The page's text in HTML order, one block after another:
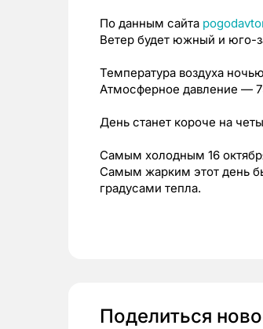
По данным сайта
Ветер будет южный и юго-
Температура воздуха
Атмосферное давление —
День станет короче на
Самым холодным 16
Самым жарким этот день
градусами тепла.
Поделиться